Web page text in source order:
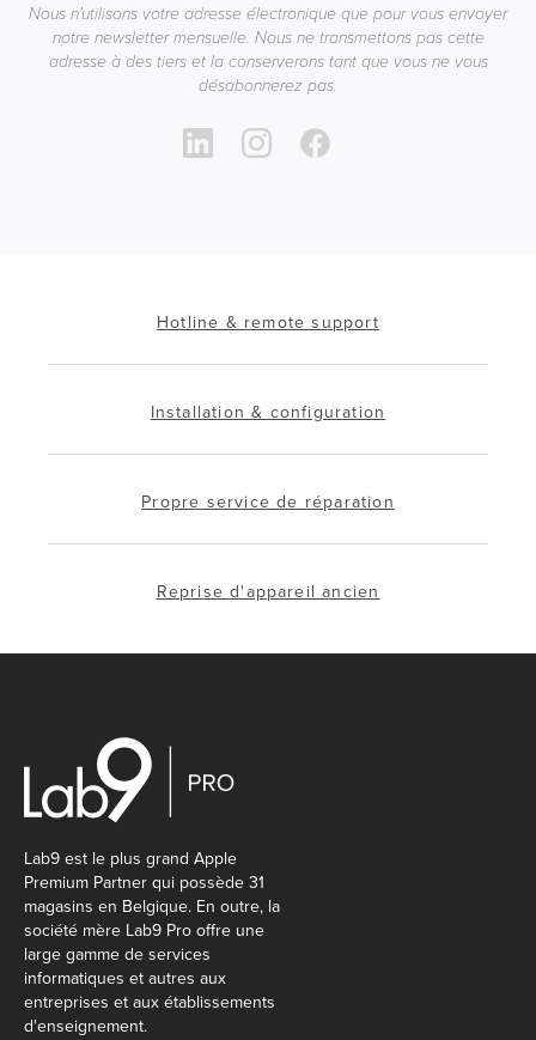
Nous n'utilisons votre adresse électronique que pour vous envoyer
notre newsletter mensuelle. Nous ne transmettons pas cette
adresse à des tiers et la conserverons tant que vous ne vous
désabonnerez pas.
Hotline & remote support
Installation & configuration
Propre service de réparation
Reprise d'appareil ancien
Lab9 est le plus grand Apple
Premium Partner qui possède 31
magasins en Belgique. En outre, la
société mère Lab9 Pro offre une
large gamme de services
informatiques et autres aux
entreprises et aux établissements
d'enseignement.